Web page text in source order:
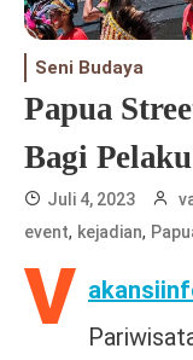
Seni Budaya
Papua
Bagi
Juli 4, 2023
event, kejadian,
V